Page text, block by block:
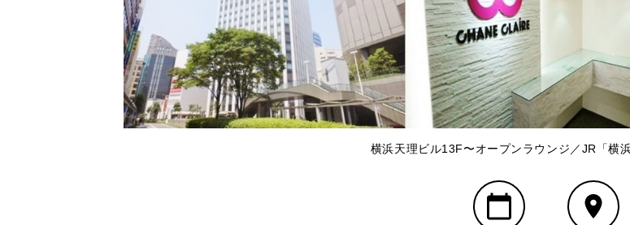
横浜天理ビル13F〜オープンラウンジ／JR「横